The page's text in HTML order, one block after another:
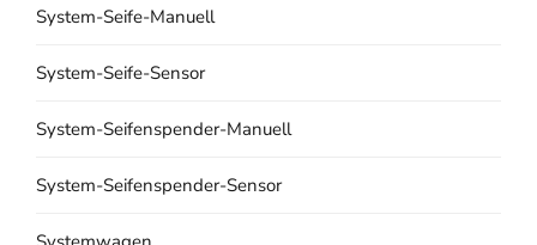
System-Seife-Manuell
System-Seife-Sensor
System-Seifenspender-Manuell
System-Seifenspender-Sensor